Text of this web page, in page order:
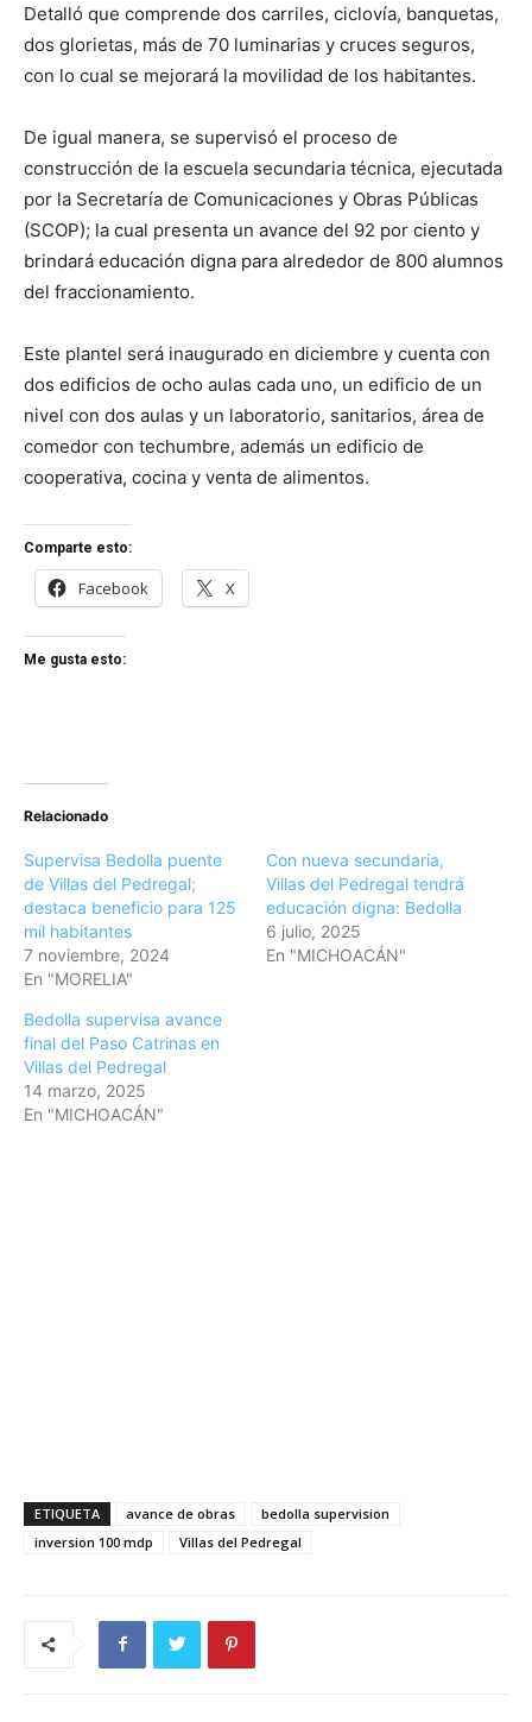
Detalló que comprende dos carriles, ciclovía, banquetas,
dos glorietas, más de 70 luminarias y cruces seguros,
con lo cual se mejorará la movilidad de los habitantes.
De igual manera, se supervisó el proceso de
construcción de la escuela secundaria técnica, ejecutada
por la Secretaría de Comunicaciones y Obras Públicas
(SCOP); la cual presenta un avance del 92 por ciento y
brindará educación digna para alrededor de 800 alumnos
del fraccionamiento.
Este plantel será inaugurado en diciembre y cuenta con
dos edificios de ocho aulas cada uno, un edificio de un
nivel con dos aulas y un laboratorio, sanitarios, área de
comedor con techumbre, además un edificio de
cooperativa, cocina y venta de alimentos.
Comparte esto:
Facebook X
Me gusta esto:
Relacionado
Supervisa Bedolla puente
de Villas del Pedregal;
destaca beneficio para 125
mil habitantes
7 noviembre, 2024
En "MORELIA"
Con nueva secundaria,
Villas del Pedregal tendrá
educación digna: Bedolla
6 julio, 2025
En "MICHOACÁN"
Bedolla supervisa avance
final del Paso Catrinas en
Villas del Pedregal
14 marzo, 2025
En "MICHOACÁN"
ETIQUETA avance de obras
bedolla supervision
inversion 100 mdp
Villas del Pedregal